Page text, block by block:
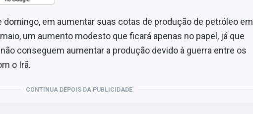
domingo, em aumentar suas cotas de produção de petróleo em
um aumento modesto que ficará apenas no papel, já que
conseguem aumentar a produção devido à guerra entre os
o Irã.
CONTINUA DEPOIS DA PUBLICIDADE